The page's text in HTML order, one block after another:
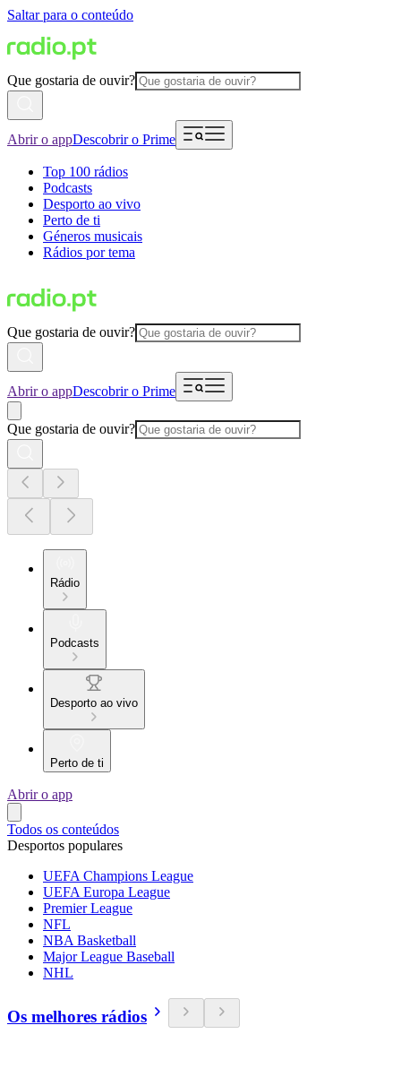
Saltar para o conteúdo
Que gostaria de ouvir?
Abrir o appDescobrir o Prime
Top 100 rádios
Podcasts
Desporto ao vivo
Perto de ti
Géneros musicais
Rádios por tema
Que gostaria de ouvir?
Abrir o appDescobrir o Prime
Que gostaria de ouvir?
Rádio
Podcasts
Desporto ao vivo
Perto de ti
Abrir o app
Todos os conteúdos
Desportos populares
UEFA Champions League
UEFA Europa League
Premier League
NFL
NBA Basketball
Major League Baseball
NHL
Os melhores rádios